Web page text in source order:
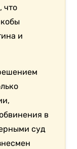
что
и
в
суд